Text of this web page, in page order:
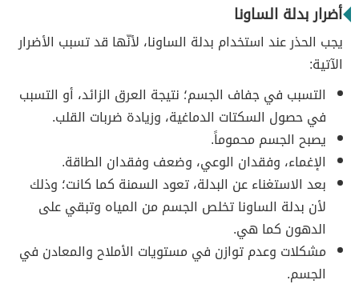
أضرار بدلة الساونا
يجب الحذر عند استخدام بدلة الساونا، لأنّها قد تسبب الأضرار
الآتية:
التسبب في جفاف الجسم؛ نتيجة العرق الزائد، أو التسبب
في حصول السكتات الدماغية، وزيادة ضربات القلب.
يصبح الجسم محموماً.
الإغماء، وفقدان الوعي، وضعف وفقدان الطاقة.
بعد الاستغناء عن البدلة، تعود السمنة كما كانت؛ وذلك
لأن بدلة الساونا تخلص الجسم من المياه وتبقي على
الدهون كما هي.
مشكلات وعدم توازن في مستويات الأملاح والمعادن في
الجسم.